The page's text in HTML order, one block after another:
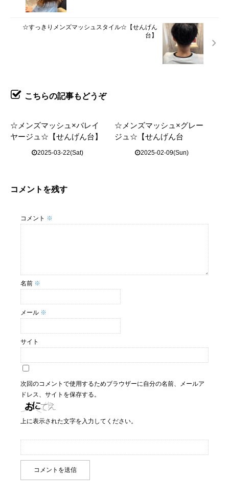
☆すっきりメンズマッシュスタイル☆【せんげん
台】
こちらの記事もどうぞ
☆メンズマッシュ×バレイ
ヤージュ☆【せんげん台】
2025-03-22(Sat)
☆メンズマッシュ×グレー
ジュ☆【せんげん台
2025-02-09(Sun)
コメントを残す
コメント ※
名前 ※
メール ※
サイト
次回のコメントで使用するためブラウザーに自分の名前、メールア
ドレス、サイトを保存する。
上に表示された文字を入力してください。